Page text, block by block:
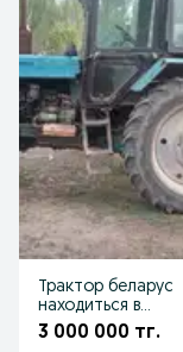
Трактор беларус
находиться в
туркестане
3 000 000 тг.